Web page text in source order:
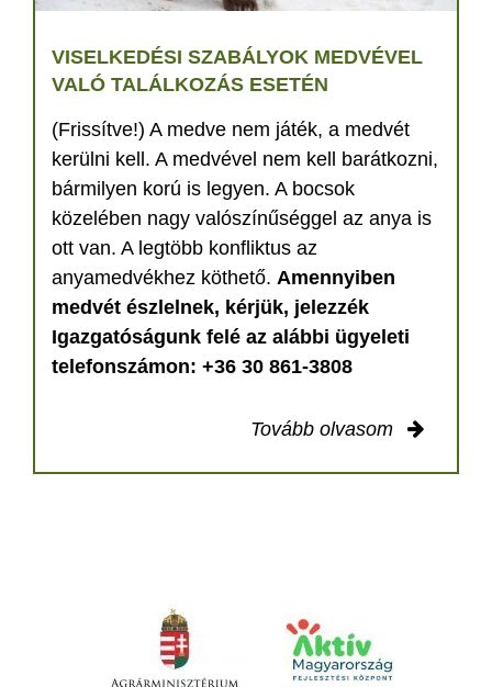
VISELKEDÉSI SZABÁLYOK MEDVÉVEL
VALÓ TALÁLKOZÁS ESETÉN
(Frissítve!) A medve nem játék, a medvét
kerülni kell. A medvével nem kell barátkozni,
bármilyen korú is legyen. A bocsok
közelében nagy valószínűséggel az anya is
ott van. A legtöbb konfliktus az
anyamedvékhez köthető. Amennyiben
medvét észlelnek, kérjük, jelezzék
Igazgatóságunk felé az alábbi ügyeleti
telefonszámon: +36 30 861-3808
Tovább olvasom